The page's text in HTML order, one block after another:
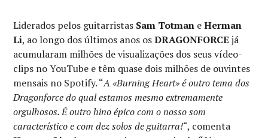
Liderados pelos guitarristas Sam Totman eHerman
Li, ao longo dos últimos anos osDRAGONFORCE já
acumularam milhões de visualizações dos seus vídeo-
clips no YouTube e têm quase dois milhões de ouvintes
mensais no Spotify. “A «Burning Heart» é outro tema dos
Dragonforce do qual estamos mesmo extremamente
orgulhosos. É outro hino épico com o nosso som
característico e com dez solos de guitarra!“, comenta